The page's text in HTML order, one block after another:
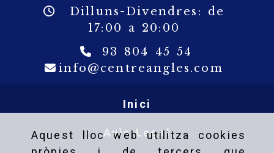
Aquest lloc web utilitza cookies
Dilluns-Divendres: de
17:00 a 20:00
93 804 45 54
info
centreangles.com
Inici
Avìs Legal